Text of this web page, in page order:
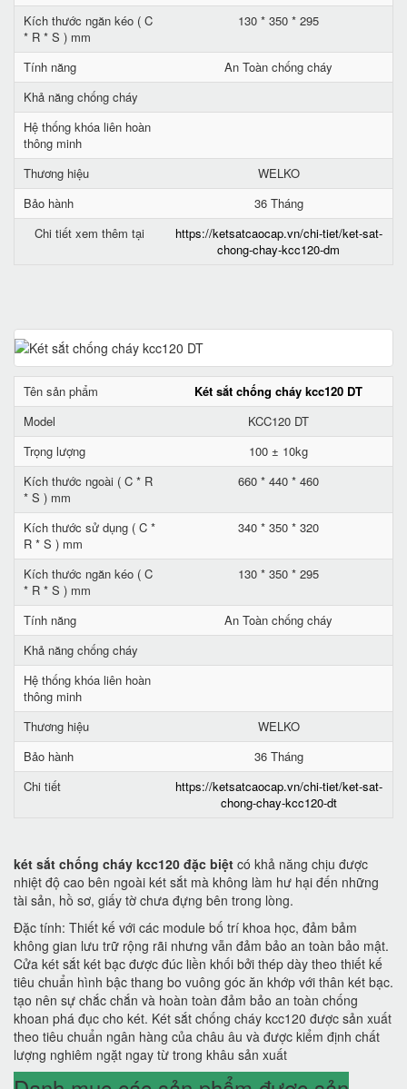
Kích thước ngăn kéo ( C
* R * S ) mm
130 * 350 * 295
Tính năng
An Toàn chống cháy
Khả năng chống cháy
Hệ thống khóa liên hoàn
thông minh
Thương hiệu
WELKO
Bảo hành
36 Tháng
Chi tiết xem thêm tại
https://ketsatcaocap.vn/chi-tiet/ket-sat-
chong-chay-kcc120-dm
Tên sản phẩm
Két sắt chống cháy kcc120 DT
Model
KCC120 DT
Trọng lượng
100 ± 10kg
Kích thước ngoài ( C * R
* S ) mm
660 * 440 * 460
Kích thước sử dụng ( C *
R * S ) mm
340 * 350 * 320
Kích thước ngăn kéo ( C
* R * S ) mm
130 * 350 * 295
Tính năng
An Toàn chống cháy
Khả năng chống cháy
Hệ thống khóa liên hoàn
thông minh
Thương hiệu
WELKO
Bảo hành
36 Tháng
Chi tiết
https://ketsatcaocap.vn/chi-tiet/ket-sat-
chong-chay-kcc120-dt
két sắt chống cháy kcc120 đặc biệt có khả năng chịu được
nhiệt độ cao bên ngoài két sắt mà không làm hư hại đến những
tài sản, hồ sơ, giấy tờ chưa đựng bên trong lòng.
Đặc tính: Thiết kế với các module bố trí khoa học, đảm bảm
không gian lưu trữ rộng rãi nhưng vẫn đảm bảo an toàn bảo mật.
Cửa két sắt két bạc được đúc liền khối bởi thép dày theo thiết kế
tiêu chuẩn hình bậc thang bo vuông góc ăn khớp với thân két bạc.
tạo nên sự chắc chắn và hoàn toàn đảm bảo an toàn chống
khoan phá đục cho két. Két sắt chống cháy kcc120 được sản xuất
theo tiêu chuẩn ngân hàng của châu âu và được kiểm định chất
lượng nghiêm ngặt ngay từ trong khâu sản xuất